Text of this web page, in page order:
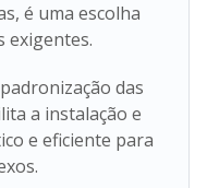
é uma escolha
exigentes.
das
a instalação e
e eficiente para